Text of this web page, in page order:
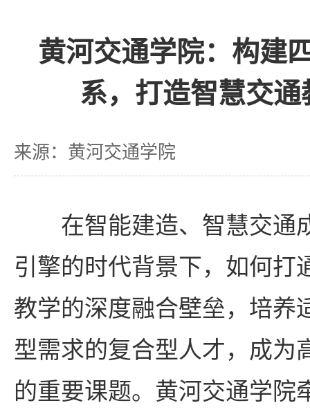
黄河交通学院：构建
系，打造智慧交
来源：黄河交通学院
在智能建造、智慧交通
引擎的时代背景下，如何打
教学的深度融合壁垒，培养
型需求的复合型人才，成为
的重要课题。黄河交通学院